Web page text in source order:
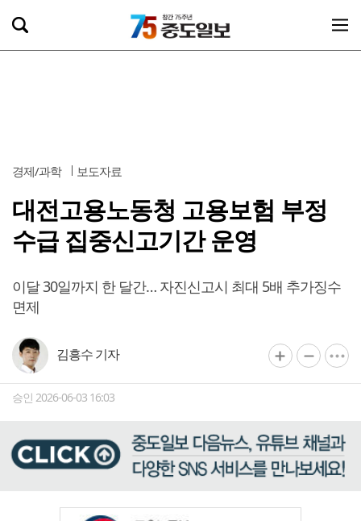
경제/과학 보도자료
대전고용노동청 고용보험 부정
수급 집중신고기간 운영
이달 30일까지 한 달간… 자진신고시 최대 5배 추가징수
면제
김흥수 기자
승인 2026-06-03 16:03